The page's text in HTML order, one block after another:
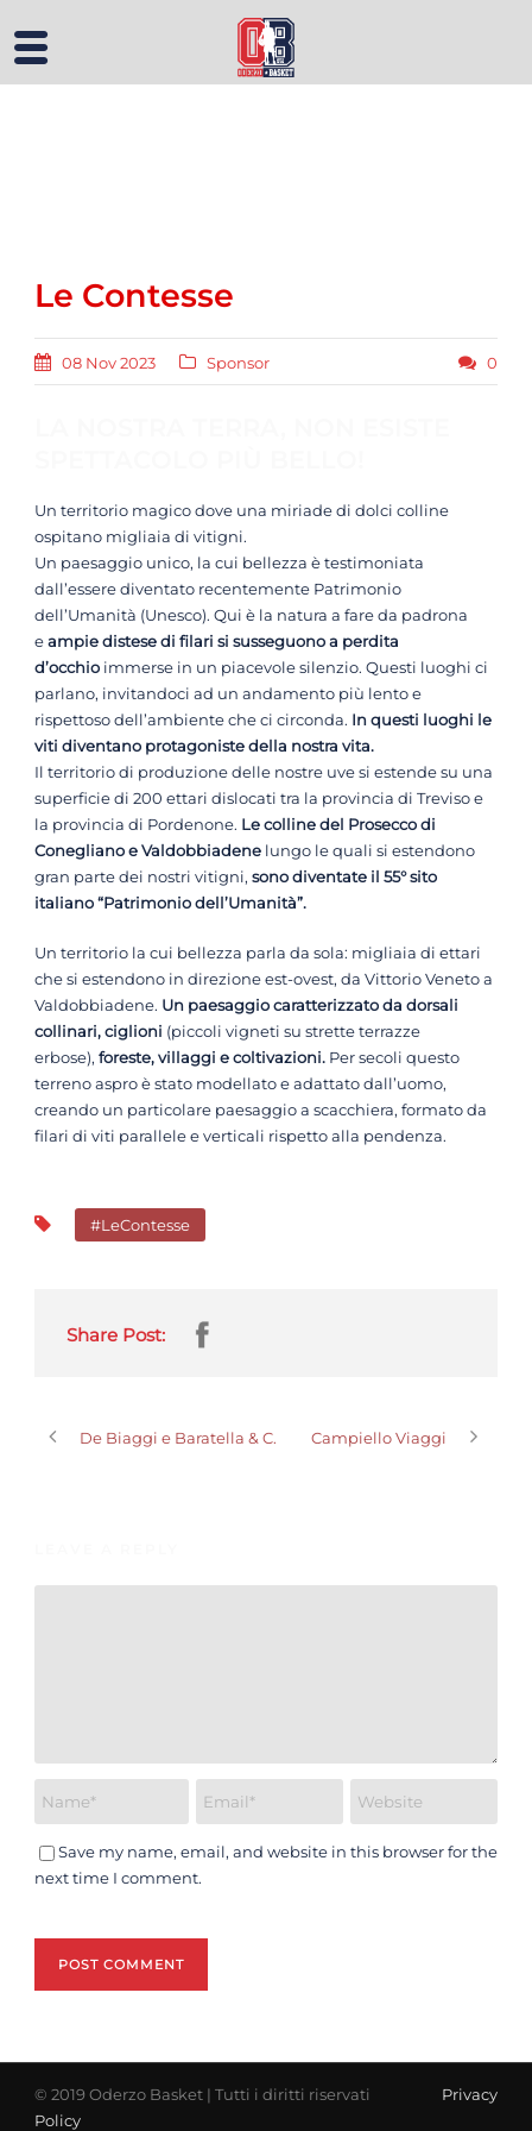
Le Contesse
08 Nov 2023 Sponsor 0
Un territorio magico dove una miriade di dolci colline
ospitano migliaia di vitigni.
Un paesaggio unico, la cui bellezza è testimoniata
dall’essere diventato recentemente Patrimonio
dell’Umanità (Unesco). Qui è la natura a fare da padrona
eampie distese di filari si susseguono a perdita
d’occhio immerse in un piacevole silenzio. Questi luoghi ci
parlano, invitandoci ad un andamento più lento e
rispettoso dell’ambiente che ci circonda. In questi luoghi le
viti diventano protagoniste della nostra vita.
Il territorio di produzione delle nostre uve si estende su una
superficie di 200 ettari dislocati tra la provincia di Treviso e
la provincia di Pordenone. Le colline del Prosecco di
Conegliano e Valdobbiadene lungo le quali si estendono
gran parte dei nostri vitigni, sono diventate il 55° sito
italiano “Patrimonio dell’Umanità”.
Un territorio la cui bellezza parla da sola: migliaia di ettari
che si estendono in direzione est-ovest, da Vittorio Veneto a
Valdobbiadene. Un paesaggio caratterizzato da dorsali
collinari, ciglioni (piccoli vigneti su strette terrazze
erbose), foreste, villaggi e coltivazioni. Per secoli questo
terreno aspro è stato modellato e adattato dall’uomo,
creando un particolare paesaggio a scacchiera, formato da
filari di viti parallele e verticali rispetto alla pendenza.
#LeContesse
Share Post:
De Biaggi e Baratella & C. Campiello Viaggi
Save my name, email, and website in this browser for the
next time I comment.
© 2019 Oderzo Basket | Tutti i diritti riservati
Privacy
Policy